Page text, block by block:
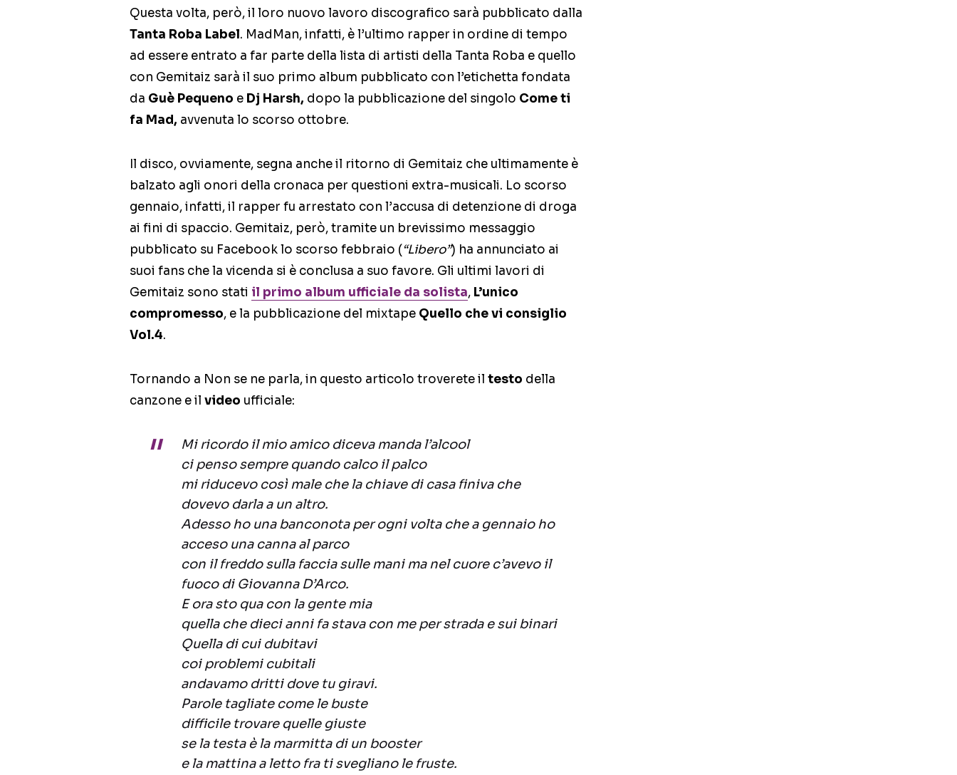
Questa volta, però, il loro nuovo lavoro discografico sarà pubblicato dalla
Tanta Roba Label. MadMan, infatti, è l’ultimo rapper in ordine di tempo
ad essere entrato a far parte della lista di artisti della Tanta Roba e quello
con Gemitaiz sarà il suo primo album pubblicato con l’etichetta fondata
da Guè Pequeno e Dj Harsh, dopo la pubblicazione del singolo Come ti
fa Mad, avvenuta lo scorso ottobre.
Il disco, ovviamente, segna anche il ritorno di Gemitaiz che ultimamente è
balzato agli onori della cronaca per questioni extra-musicali. Lo scorso
gennaio, infatti, il rapper fu arrestato con l’accusa di detenzione di droga
ai fini di spaccio. Gemitaiz, però, tramite un brevissimo messaggio
pubblicato su Facebook lo scorso febbraio (“Libero”) ha annunciato ai
suoi fans che la vicenda si è conclusa a suo favore. Gli ultimi lavori di
Gemitaiz sono stati il primo album ufficiale da solista, L’unico
compromesso, e la pubblicazione del mixtape Quello che vi consiglio
Vol.4.
Tornando a Non se ne parla, in questo articolo troverete il testo della
canzone e il video ufficiale:
Mi ricordo il mio amico diceva manda l’alcool
ci penso sempre quando calco il palco
mi riducevo così male che la chiave di casa finiva che
dovevo darla a un altro.
Adesso ho una banconota per ogni volta che a gennaio ho
acceso una canna al parco
con il freddo sulla faccia sulle mani ma nel cuore c’avevo il
fuoco di Giovanna D’Arco.
E ora sto qua con la gente mia
quella che dieci anni fa stava con me per strada e sui binari
Quella di cui dubitavi
coi problemi cubitali
andavamo dritti dove tu giravi.
Parole tagliate come le buste
difficile trovare quelle giuste
se la testa è la marmitta di un booster
e la mattina a letto fra ti svegliano le fruste.